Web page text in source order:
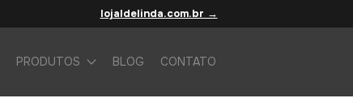
lojaldelinda.com.br →
PRODUTOS BLOG CONTATO